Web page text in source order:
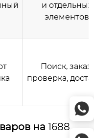
и отдельных
элементов
Поиск, заказ,
проверка,
на1688